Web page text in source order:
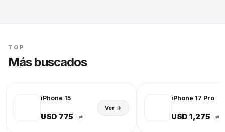
TOP
Más buscados
iPhone 15
USD 775 ⇄
Ver →
iPhone 17 Pro
USD 1,275 ⇄